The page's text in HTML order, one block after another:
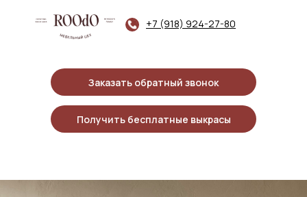
+7 (918) 924-27-80
Заказать обратный звонок
Получить бесплатные выкрасы